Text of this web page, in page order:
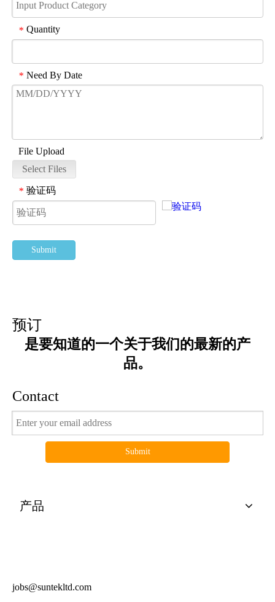
* Quantity
* Need By Date
File Upload
Select Files
* 验证码
Submit
预订
是要知道的一个关于我们的最新的产
品。
Contact
Submit
产品
jobs@suntekltd.com